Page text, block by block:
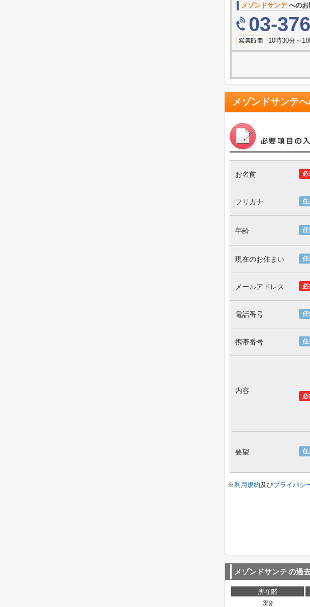
メゾンドサンテ へのお
03-
10時30分～
メゾンドサンテ
必
お名前
任
フリガナ
任
年齢
任
現在のお住まい
必
メールアドレス
任
電話番号
任
携帯番号
必
内容
任
要望
※利用規約及びプライバシ
メゾンドサンテの過
所在階
3階